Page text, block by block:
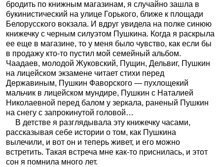
бродить по книжным магазинам, я случайно зашла в
букинистический на улице Горького, ближе к площади
Белорусского вокзала. И вдруг увидела на полке синюю
книжечку с черным силуэтом Пушкина. Когда я раскрыла
ее еще в магазине, то у меня было чувство, как если бы
в продажу кто-то пустил мой семейный альбом.
Чаадаев, молодой Жуковский, Пущин, Дельвиг, Пушкин
на лицейском экзамене читает стихи перед
Державиным, Пушкин Фаворского — пухлощекий
мальчик в лицейском мундире, Пушкин с Наталией
Николаевной перед балом у зеркала, раненый Пушкин
на снегу с запрокинутой головой…
В детстве я разглядывала эту книжечку часами,
рассказывая себе истории о том, как Пушкина
вылечили, и вот он и теперь живет, и его можно
встретить. Такая встреча мне как-то приснилась, и этот
сон я помнила много лет.